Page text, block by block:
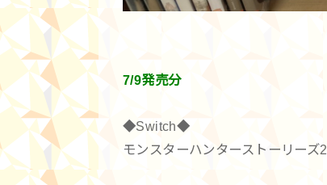
7/9発売分
◆Switch◆
モンスターハンターストーリーズ2